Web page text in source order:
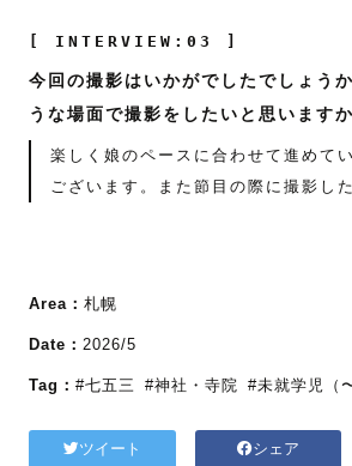
[ INTERVIEW:03 ]
今回の撮影はいかがでしたでしょう
うな場面で撮影をしたいと思いますか
楽しく娘のペースに合わせて進めて
ございます。また節目の際に撮影し
Area： 札幌
Date： 2026/5
Tag： #七五三 #神社・寺院 #未就学児（
ツイート シェア